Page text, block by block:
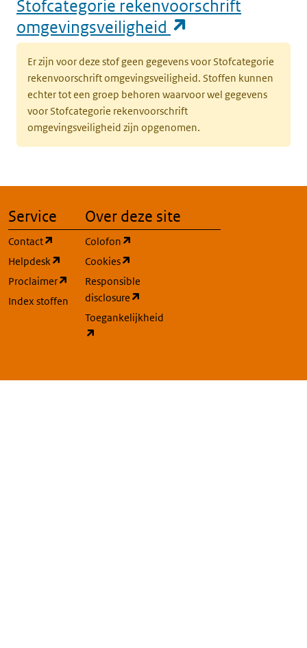
Stofcategorie rekenvoorschrift
omgevingsveiligheid
Er zijn voor deze stof geen gegevens voor Stofcategorie
rekenvoorschrift omgevingsveiligheid. Stoffen kunnen
echter tot een groep behoren waarvoor wel gegevens
voor Stofcategorie rekenvoorschrift
omgevingsveiligheid zijn opgenomen.
Service
Contact
(opent in een nieuw tabblad)
Helpdesk
(opent in een nieuw tabblad)
Proclaimer
(opent in een nieuw tabblad)
Index stoffen
Over deze site
Colofon
Cookies
Responsible
disclosure
Toegankelijkheid